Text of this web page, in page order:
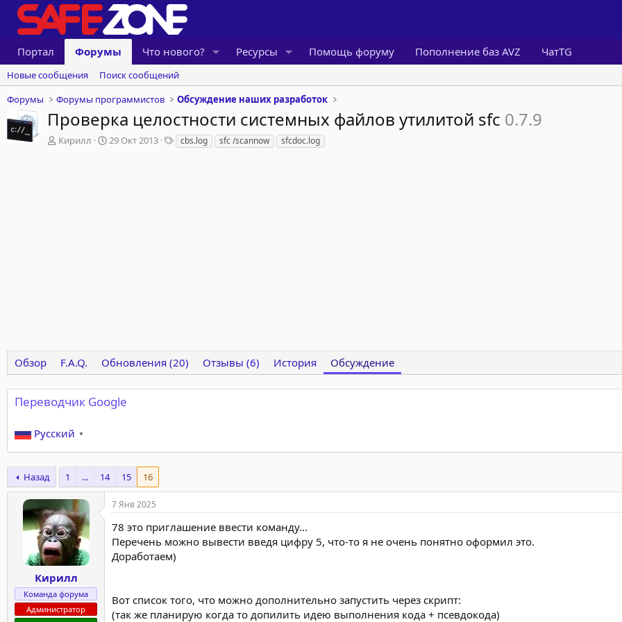
Портал Форумы Что нового? Ресурсы Помощь форуму Пополнение баз AVZ ЧатTG
Новые сообщения
Поиск сообщений
Форумы
Форумы программистов Обсуждение наших разработок
Проверка целостности системных файлов утилитой sfc 0.7.9
А
Кирилл
Д
29 Окт 2013
Т
е
cbs.log sfc /scannow sfcdoc.log
Обзор F.A.Q. Обновления (20) Отзывы (6) История Обсуждение
Переводчик Google
Русский ▼
Назад 1 ... 14 15 16
Кирилл
Команда форума
Администратор
7 Янв 2025
78 это приглашение ввести команду...
Перечень можно вывести введя цифру 5, что-то я не очень понятно оформил это.
Доработаем)
Вот список того, что можно дополнительно запустить через скрипт:
(так же планирую когда то допилить идею выполнения кода + псевдокода)